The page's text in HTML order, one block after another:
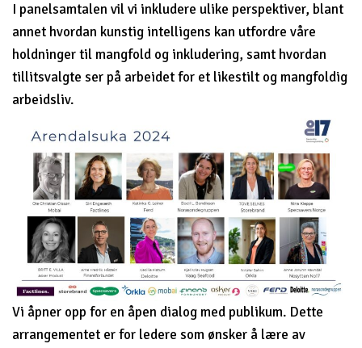
I panelsamtalen vil vi inkludere ulike perspektiver, blant
annet hvordan kunstig intelligens kan utfordre våre
holdninger til mangfold og inkludering, samt hvordan
tillitsvalgte ser på arbeidet for et likestilt og mangfoldig
arbeidsliv.
Vi åpner opp for en åpen dialog med publikum. Dette
arrangementet er for ledere som ønsker å lære av